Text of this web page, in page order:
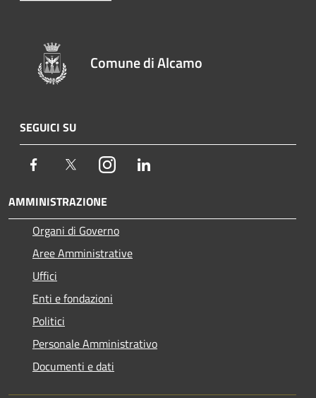
Comune di Alcamo
SEGUICI SU
Facebook TwitterInstagram
AMMINISTRAZIONE
Organi di Governo
Aree Amministrative
Uffici
Enti e fondazioni
Politici
Personale Amministrativo
Documenti e dati